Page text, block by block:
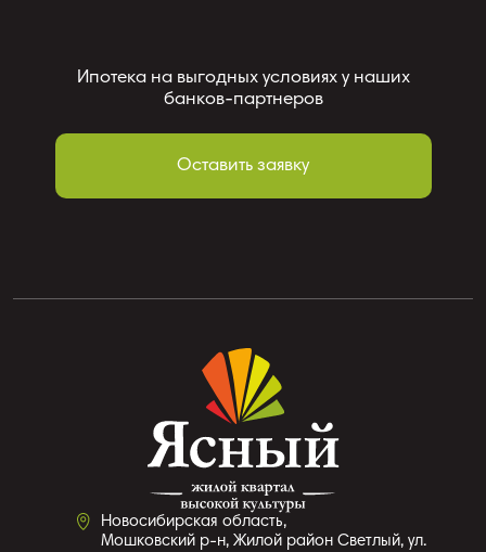
Ипотека на выгодных условиях у наших
банков-партнеров
Оставить заявку
Новосибирская область,
Мошковский р-н, Жилой район Светлый, ул.